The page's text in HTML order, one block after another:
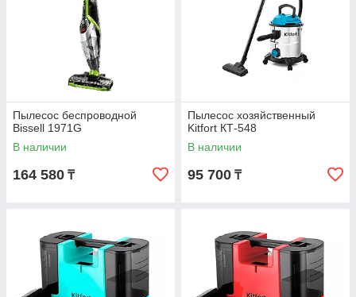
Пылесос беспроводной
Bissell 1971G
В наличии
164 580 ₸
Пылесос хозяйственный
Kitfort КТ-548
В наличии
95 700 ₸